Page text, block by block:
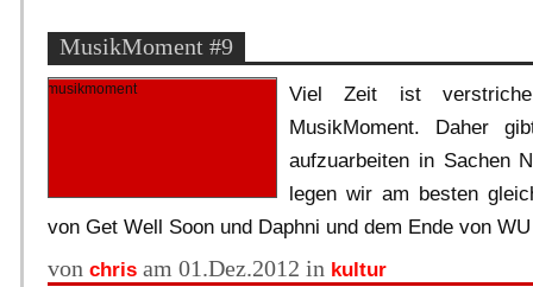
MusikMoment #9
Viel Zeit ist
MusikMoment. Daher
aufzuarbeiten in Sachen
legen wir am besten
von Get Well Soon und Daphni und dem Ende von WU
von chris am 01.Dez.2012 in kultur